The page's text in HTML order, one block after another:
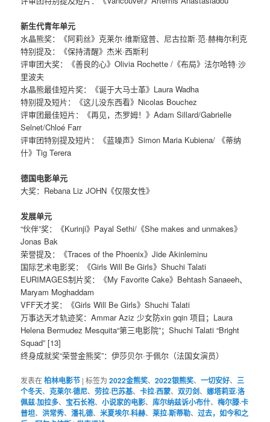
新生代青年单元
水晶熊奖：《阿莉丝》克莱尔·维斯寇普、尼古拉斯·范·赫梅尔利克
特别提及：《保持清醒》杰米·西斯利
评审团大奖：《善良的心》Olivia Rochette /《布局》法尔哈特·沙
里波夫
水晶熊最佳短片奖：《诞于大马士革》Laura Wadha
特别提及短片：《这儿没东西看》Nicolas Bouchez
评审团最佳短片：《再见，杰罗姆！》Adam Sillard/Gabrielle
Selnet/Chloé Farr
评审团特别提及短片：《蓝噪声》Simon Maria Kubiena/ 《蒂纳
什》Tig Terera
德国电影单元
大奖：Rebana Liz JOHN《仅限女性》
发展单元
“伙伴”奖：《Kurinji》Payal Sethi/《She makes and unmakes》
Jonas Bak
荣誉提及：《Traces of the Phoenix》Jide Akinleminu
国际艺术电影奖：《Girls Will Be Girls》Shuchi Talati
EURIMAGES制片奖：《My Favorite Cake》Behtash Sanaeeh、
Maryam Moghaddam
VFF天才奖：《Girls Will Be Girls》Shuchi Talati
万事达天才轨迹奖：Ammar Aziz 少女防xin gqin 项目；Laura
Helena Bermudez Mesquita“第三电影院”；Shuchi Talati “Bright
Squad” [13]
终身成就奖“荣誉金熊奖”：伊莎贝尔·于佩尔（法国女演员）
发表在柏林电影节 |标签为 2022金熊奖、2022银熊奖、一切安好、 三
个冬天、克莱尔·德尼、劳拉·巴苏基、卡拉·西蒙、双刃剑、娜塔莉亚·洛
佩兹·加拉多、 宝石长袍、小说家的电影、 库尔纳兹诉小布什、梅尔滕·卡
普坦、洪常秀、潘礼德、米夏埃尔·科赫、莱拉·斯蒂勒、过去，如今和之